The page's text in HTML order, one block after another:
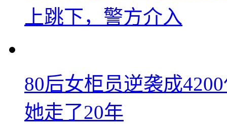
上跳下，警方介入
80后女柜员逆袭成
她走了20年